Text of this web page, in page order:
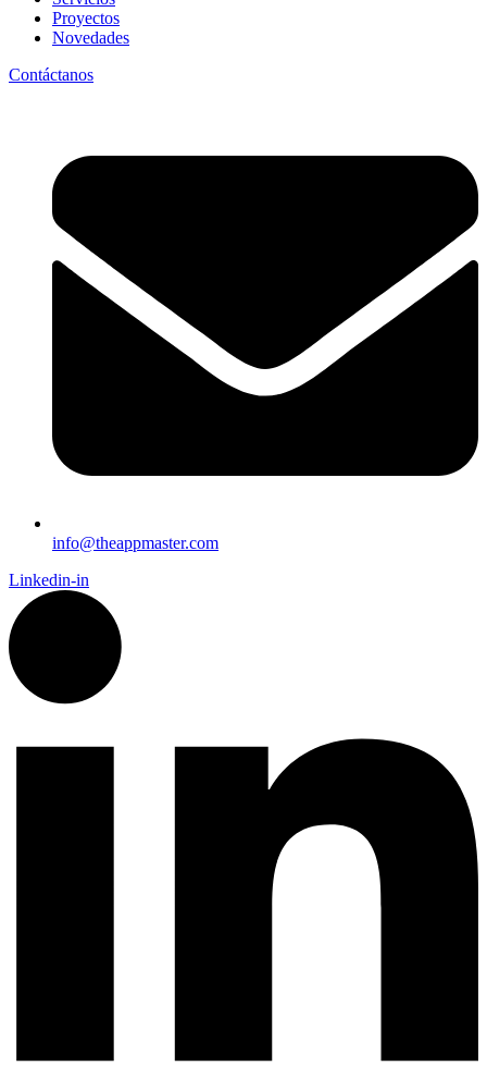
Proyectos
Novedades
Contáctanos
info@theappmaster.com
Linkedin-in